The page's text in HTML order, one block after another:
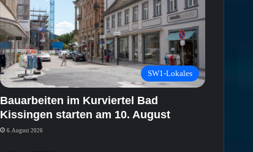
SW1-Lokales
Bauarbeiten im Kurviertel Bad
Kissingen starten am 10. August
6. August 2026